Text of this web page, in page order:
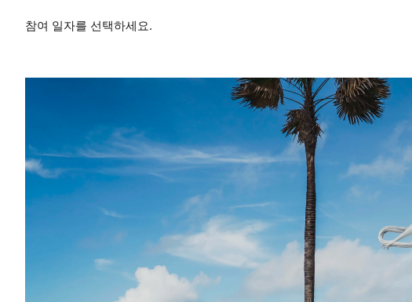
참여 일자를 선택하세요.